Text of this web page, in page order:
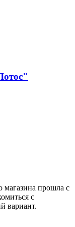
магазина прошла с
с
вариант.